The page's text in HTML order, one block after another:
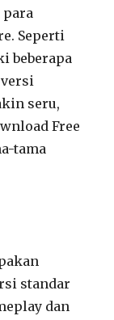
para
Seperti
beberapa
seru,
Free
tama
standar
dan